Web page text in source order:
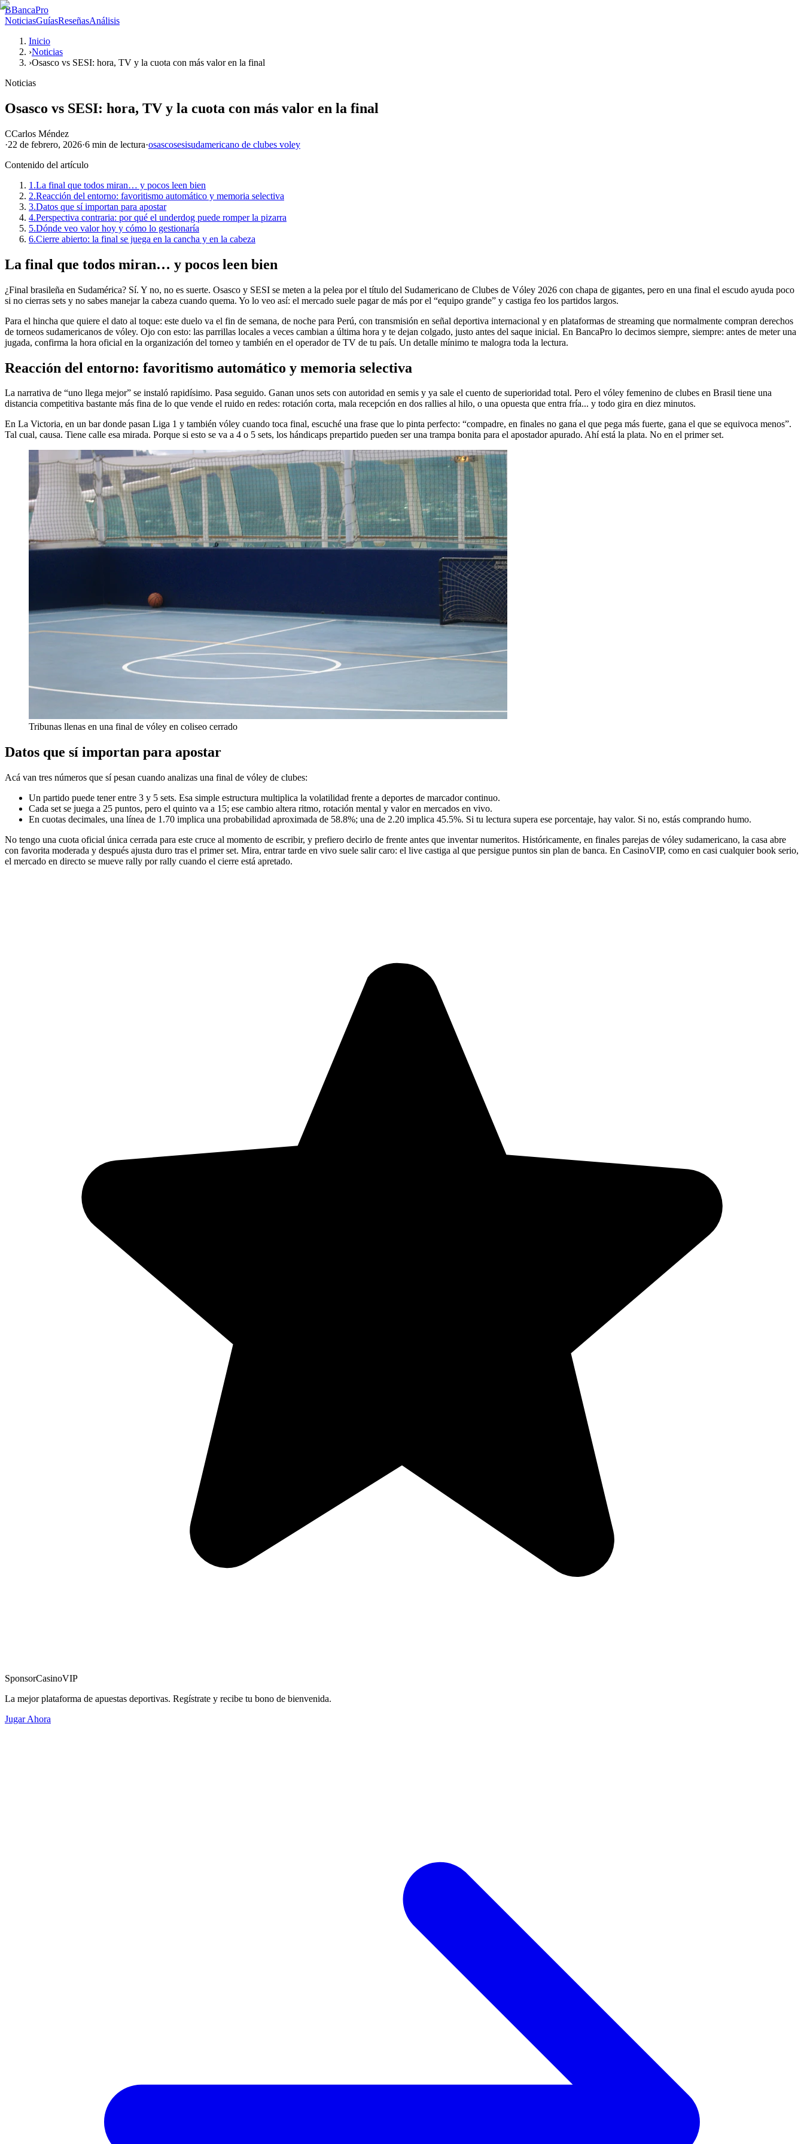
BBancaPro
NoticiasGuíasReseñasAnálisis
Inicio
›Noticias
›Osasco vs SESI: hora, TV y la cuota con más valor en la final
Noticias
Osasco vs SESI: hora, TV y la cuota con más valor en la final
CCarlos Méndez
·22 de febrero, 2026·6 min de lectura·osascosesisudamericano de clubes voley
Contenido del artículo
1.La final que todos miran… y pocos leen bien
2.Reacción del entorno: favoritismo automático y memoria selectiva
3.Datos que sí importan para apostar
4.Perspectiva contraria: por qué el underdog puede romper la pizarra
5.Dónde veo valor hoy y cómo lo gestionaría
6.Cierre abierto: la final se juega en la cancha y en la cabeza
La final que todos miran… y pocos leen bien
¿Final brasileña en Sudamérica? Sí. Y no, no es suerte. Osasco y SESI se meten a la pelea por el título del Sudamericano de Clubes de Vóley 2026 con chapa de gigantes, pero en una final el escudo ayuda poco
si no cierras sets y no sabes manejar la cabeza cuando quema. Yo lo veo así: el mercado suele pagar de más por el “equipo grande” y castiga feo los partidos largos.
Para el hincha que quiere el dato al toque: este duelo va el fin de semana, de noche para Perú, con transmisión en señal deportiva internacional y en plataformas de streaming que normalmente compran derechos
de torneos sudamericanos de vóley. Ojo con esto: las parrillas locales a veces cambian a última hora y te dejan colgado, justo antes del saque inicial. En BancaPro lo decimos siempre, siempre: antes de meter una
jugada, confirma la hora oficial en la organización del torneo y también en el operador de TV de tu país. Un detalle mínimo te malogra toda la lectura.
Reacción del entorno: favoritismo automático y memoria selectiva
La narrativa de “uno llega mejor” se instaló rapidísimo. Pasa seguido. Ganan unos sets con autoridad en semis y ya sale el cuento de superioridad total. Pero el vóley femenino de clubes en Brasil tiene una
distancia competitiva bastante más fina de lo que vende el ruido en redes: rotación corta, mala recepción en dos rallies al hilo, o una opuesta que entra fría... y todo gira en diez minutos.
En La Victoria, en un bar donde pasan Liga 1 y también vóley cuando toca final, escuché una frase que lo pinta perfecto: “compadre, en finales no gana el que pega más fuerte, gana el que se equivoca menos”.
Tal cual, causa. Tiene calle esa mirada. Porque si esto se va a 4 o 5 sets, los hándicaps prepartido pueden ser una trampa bonita para el apostador apurado. Ahí está la plata. No en el primer set.
Tribunas llenas en una final de vóley en coliseo cerrado
Datos que sí importan para apostar
Acá van tres números que sí pesan cuando analizas una final de vóley de clubes:
Un partido puede tener entre 3 y 5 sets. Esa simple estructura multiplica la volatilidad frente a deportes de marcador continuo.
Cada set se juega a 25 puntos, pero el quinto va a 15; ese cambio altera ritmo, rotación mental y valor en mercados en vivo.
En cuotas decimales, una línea de 1.70 implica una probabilidad aproximada de 58.8%; una de 2.20 implica 45.5%. Si tu lectura supera ese porcentaje, hay valor. Si no, estás comprando humo.
No tengo una cuota oficial única cerrada para este cruce al momento de escribir, y prefiero decirlo de frente antes que inventar numeritos. Históricamente, en finales parejas de vóley sudamericano, la casa abre
con favorita moderada y después ajusta duro tras el primer set. Mira, entrar tarde en vivo suele salir caro: el live castiga al que persigue puntos sin plan de banca. En CasinoVIP, como en casi cualquier book serio,
el mercado en directo se mueve rally por rally cuando el cierre está apretado.
SponsorCasinoVIP
La mejor plataforma de apuestas deportivas. Regístrate y recibe tu bono de bienvenida.
Jugar Ahora